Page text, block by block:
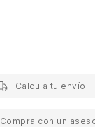
Calcula tu envío
Compra con un